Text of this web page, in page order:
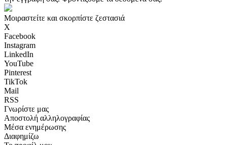
Μοιραστείτε και σκορπίστε ζεστασιά
X
Facebook
Instagram
LinkedIn
YouTube
Pinterest
TikTok
Mail
RSS
Γνωρίστε μας
Αποστολή αλληλογραφίας
Μέσα ενημέρωσης
Διαφημίζω